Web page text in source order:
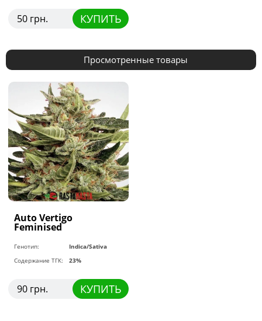
50 грн. КУПИТЬ
Просмотренные товары
Auto Vertigo
Feminised
Генотип:
Indica/Sativa
Содержание ТГК:
23%
90 грн. КУПИТЬ